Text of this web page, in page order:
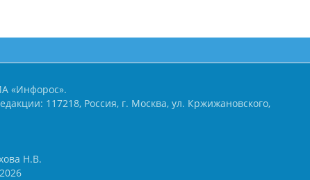
«Инфорос».
117218, Россия, г. Москва, ул. Кржижановского,
Н.В.
2026